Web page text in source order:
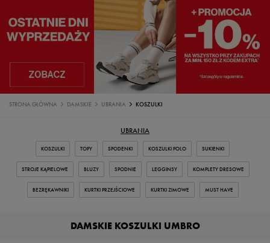
STRONA GŁÓWNA DAMSKIE UBRANIA KOSZULKI
UBRANIA
KOSZULKI TOPY SPODENKI KOSZULKI POLO SUKIENKI
STROJE KĄPIELOWE BLUZY SPODNIE LEGGINSY KOMPLETY DRESOWE
BEZRĘKAWNIKI KURTKI PRZEJŚCIOWE KURTKI ZIMOWE MUST HAVE
DAMSKIE KOSZULKI UMBRO